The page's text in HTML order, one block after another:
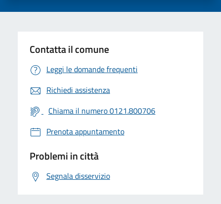
Contatta il comune
Leggi le domande frequenti
Richiedi assistenza
Chiama il numero 0121.800706
Prenota appuntamento
Problemi in città
Segnala disservizio